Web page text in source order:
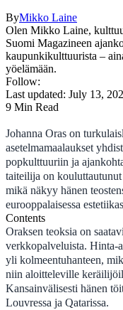
ByMikko Laine
Olen Mikko Laine,
Suomi Magazineen
kaupunkikulttuurista –
yöelämään.
Follow:
Last updated: July 13,
9 Min Read
Johanna Oras on
asetelmamaalaukset
popkulttuuriin ja
taiteilija on kouluttautunut
mikä näkyy hänen
eurooppalaisessa
Contents
Oraksen teoksia on
verkkopalveluista. Hinta-
yli kolmeentuhanteen,
niin aloitteleville
Kansainvälisesti hänen
Louvressa ja Qatarissa.